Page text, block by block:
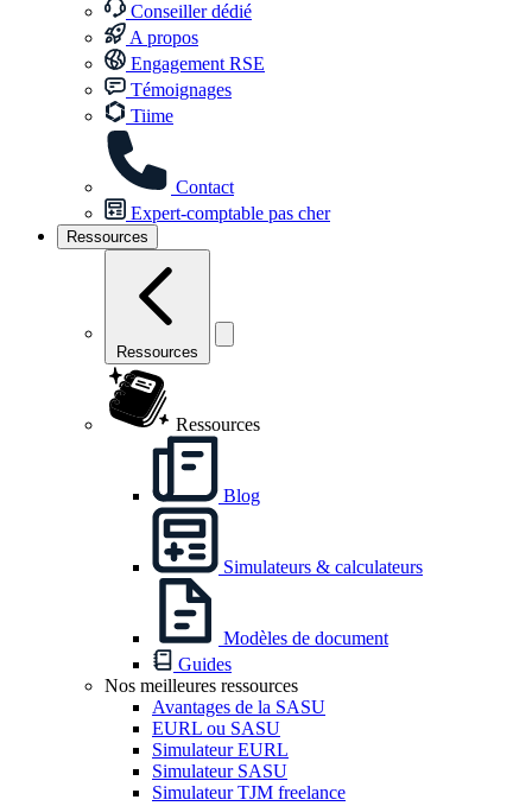
Conseiller dédié
A propos
Engagement RSE
Témoignages
Tiime
Contact
Expert-comptable pas cher
Ressources
Ressources
Ressources
Blog
Simulateurs & calculateurs
Modèles de document
Guides
Nos meilleures ressources
Avantages de la SASU
EURL ou SASU
Simulateur EURL
Simulateur SASU
Simulateur TJM freelance